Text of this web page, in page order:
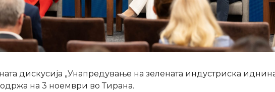
дискусија „Унапредување на зелената индустриска
одржа на 3 ноември во Тирана.